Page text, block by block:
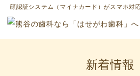
顔認証システム（マイナカード）がスマホ対
新着情報